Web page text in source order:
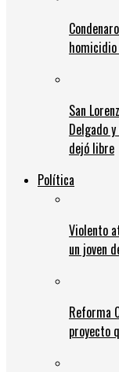
San
Delgado
dejó libre
Política
Violento
un joven
Reforma
proyecto